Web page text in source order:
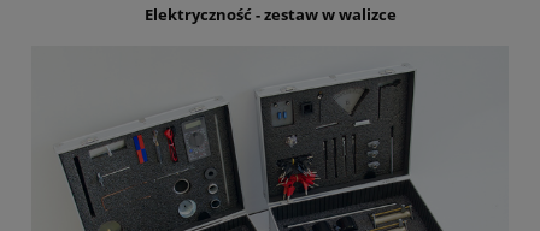
Elektryczność - zestaw w walizce